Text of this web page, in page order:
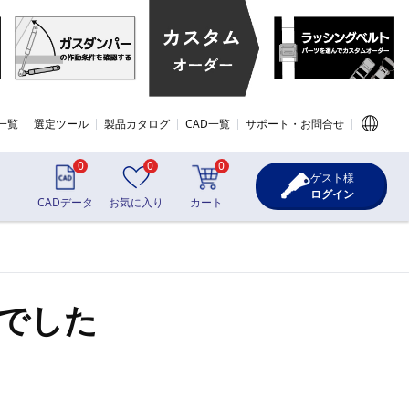
覧 選定ツール 製品カタログ CAD一覧 サポート・お問合せ
0
CADデータ
0
お気に入り
0
カート
ゲスト様
ログイン
した